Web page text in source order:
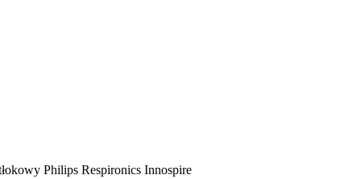
Philips Respironics Innospire